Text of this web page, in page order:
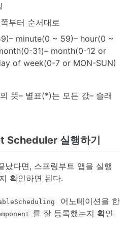
부터 순서대로
minute(0 ~ 59)– hour(0 ~
31)– month(0-12 or
of week(0-7 or MON-SUN)
뜻– 별표(*)는 모든 값– 슬래
Scheduler 실행하기
났다면, 스프링부트 앱을 실행
확인하면 된다.
어노테이션을 한
를 잘 등록했는지 확인